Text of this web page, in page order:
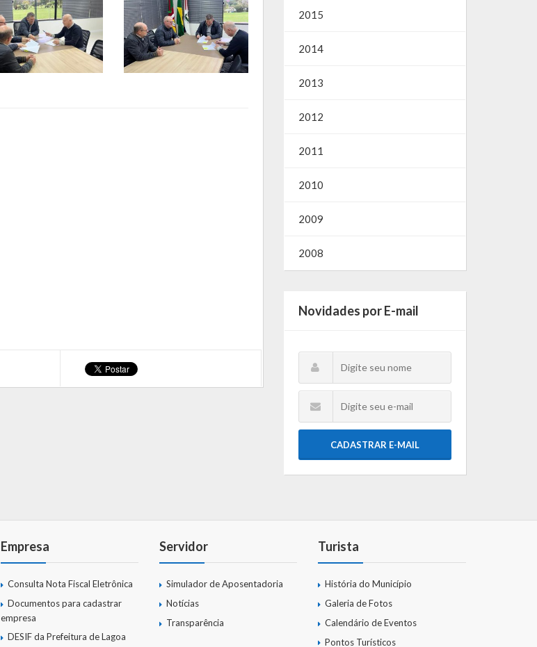
2015
2014
2013
2012
2011
2010
2009
2008
Novidades por E-mail
CADASTRAR E-MAIL
Empresa
Consulta Nota Fiscal Eletrônica
Documentos para cadastrar
empresa
DESIF da Prefeitura de Lagoa
Servidor
Simulador de Aposentadoria
Notícias
Transparência
Turista
História do Município
Galeria de Fotos
Calendário de Eventos
Pontos Turísticos